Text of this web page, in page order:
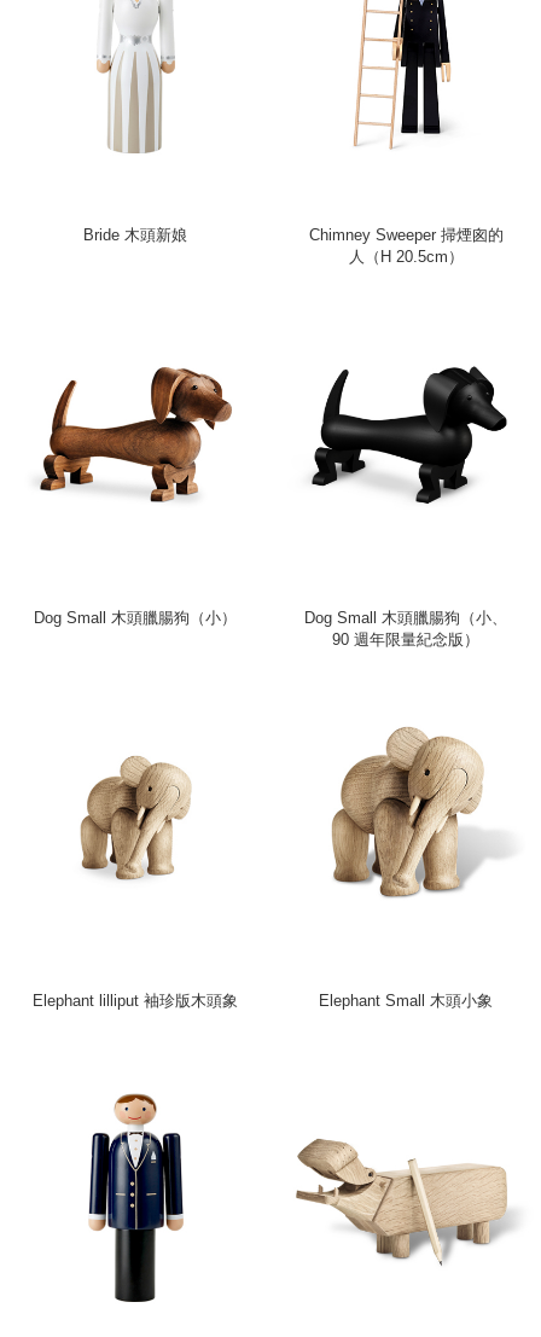
Bride 木頭新娘
Chimney Sweeper 掃煙囪的
人（H 20.5cm）
Dog Small 木頭臘腸狗（小）
Dog Small 木頭臘腸狗（小、
90 週年限量紀念版）
Elephant lilliput 袖珍版木頭象 Elephant Small 木頭小象